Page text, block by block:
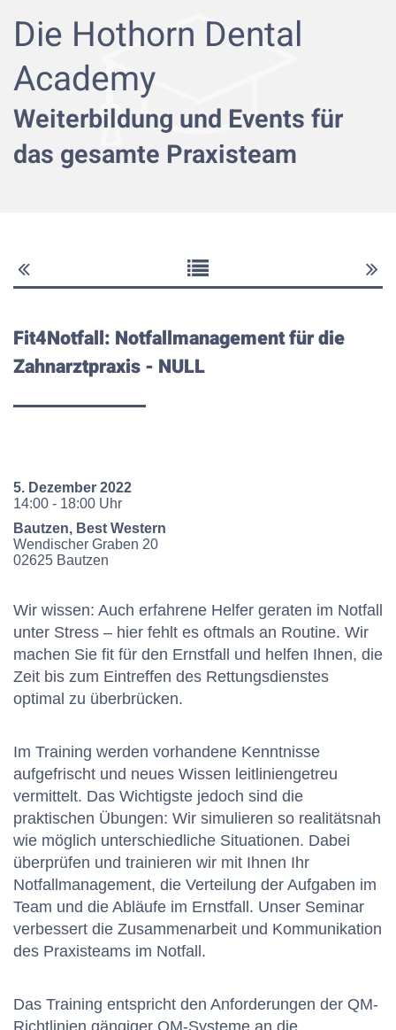
Die Hothorn Dental
Academy
Weiterbildung und Events für
das gesamte Praxisteam
Fit4Notfall: Notfallmanagement für die
Zahnarztpraxis- NULL
5. Dezember 2022
14:00 - 18:00 Uhr
Bautzen, Best Western
Wendischer Graben 20
02625 Bautzen
Wir wissen: Auch erfahrene Helfer geraten im Notfall
unter Stress – hier fehlt es oftmals an Routine. Wir
machen Sie fit für den Ernstfall und helfen Ihnen, die
Zeit bis zum Eintreffen des Rettungsdienstes
optimal zu überbrücken.
Im Training werden vorhandene Kenntnisse
aufgefrischt und neues Wissen leitliniengetreu
vermittelt. Das Wichtigste jedoch sind die
praktischen Übungen: Wir simulieren so realitätsnah
wie möglich unterschiedliche Situationen. Dabei
überprüfen und trainieren wir mit Ihnen Ihr
Notfallmanagement, die Verteilung der Aufgaben im
Team und die Abläufe im Ernstfall. Unser Seminar
verbessert die Zusammenarbeit und Kommunikation
des Praxisteams im Notfall.
Das Training entspricht den Anforderungen der QM-